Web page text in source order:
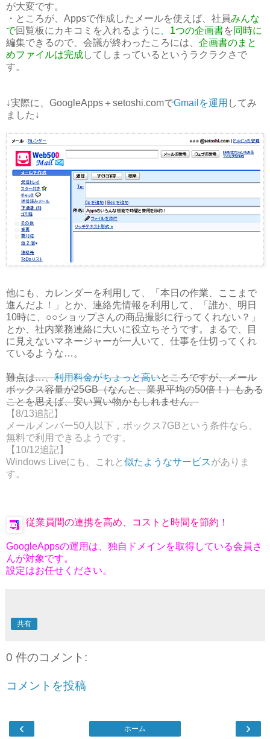
が大変です。
・ところが、Appsで作成したメールを使えば、社員みんな
で回覧板にカキコミを入れるように、 1つの企画書を 同時に
編集できるので、会議が終わったころには、 企画書のまと
めファイルは完成してしまっているというラクラクさで
す。
↓実際に、GoogleApps＋setoshi.comでGmailを運用 してみ
ました↓
他にも、カレンダーを利用して、「本日の作業、ここまで
進んだよ！」とか、連絡先情報を利用して、「誰か、明日
10時に、○○ショップさんの商品撮影に行ってくれない？」
とか、社内業務連絡に大いに役立ちそうです。まるで、目
に見えないマネージャーが一人いて、仕事を仕切ってくれ
ているような…。
難点は…、利用料金がちょっと高いところですが、メール
ボックス容量が25GB（なんと、業界平均の50倍！）もある
ことを思えば、安い買い物かもしれません。
【8/13追記】
メールメンバー50人以下，ボックス7GBという条件なら、
無料で利用できるようです。
【10/12追記】
Windows Liveにも、これと 似たようなサービスがありま
す。
従業員間の連携を高め、コストと時間を節約！
GoogleAppsの運用は、独自ドメインを取得している会員さ
んが対象です。
設定はお任せください。
共有
0 件のコメント:
コメントを投稿
‹ ›
ホーム